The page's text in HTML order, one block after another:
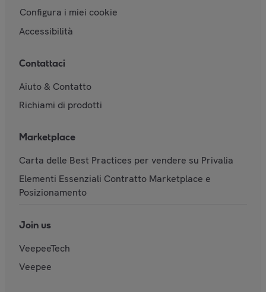
Configura i miei cookie
Accessibilità
Contattaci
Aiuto & Contatto
Richiami di prodotti
Marketplace
Carta delle Best Practices per vendere su Privalia
Elementi Essenziali Contratto Marketplace e
Posizionamento
Join us
VeepeeTech
Veepee